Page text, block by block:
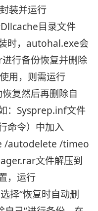
装并运行
目录文件
时，autohal.exe会
行备份恢复并删除
用，则需运行
复然后再删除自
：Sysprep.inf文件
命令）中加入
/autodelete /timeout
文件解压到
，运行
择“恢复时自动删